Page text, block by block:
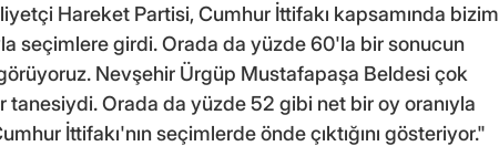
Hareket Partisi, Cumhur İttifakı kapsamında bizim
seçimlere girdi. Orada da yüzde 60'la bir sonucun
görüyoruz. Nevşehir Ürgüp Mustafapaşa Beldesi çok
Orada da yüzde 52 gibi net bir oy oranıyla
İttifakı'nın seçimlerde önde çıktığını gösteriyor."